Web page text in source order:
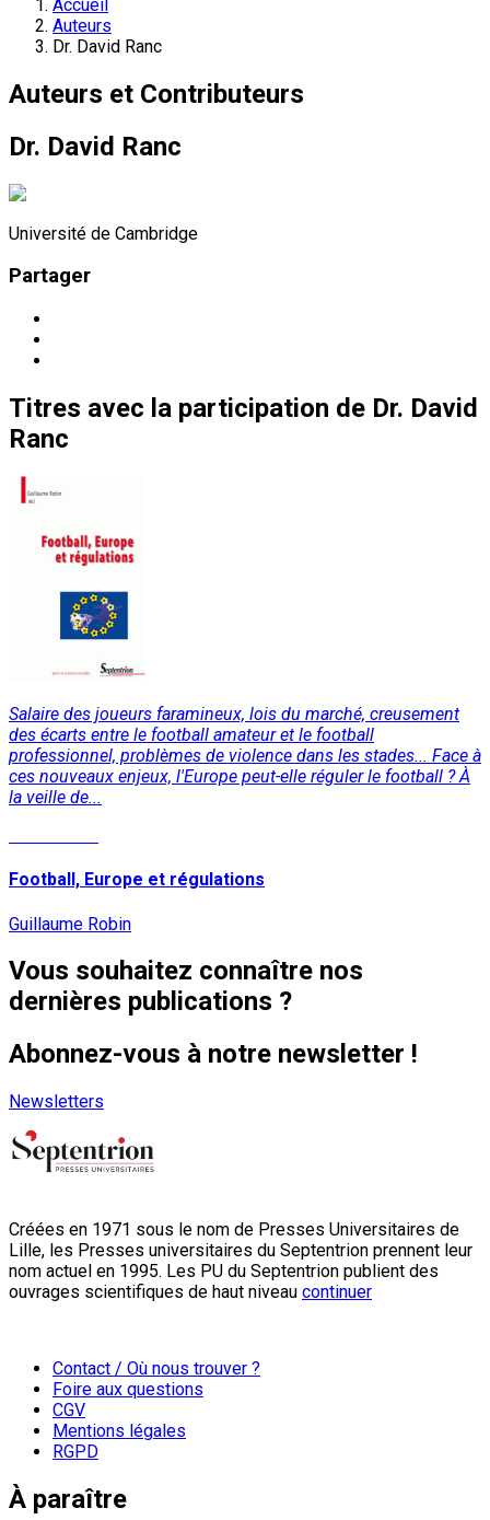
Accueil
Auteurs
Dr. David Ranc
Auteurs et Contributeurs
Dr. David Ranc
Université de Cambridge
Partager
Titres avec la participation de Dr. David
Ranc
Salaire des joueurs faramineux, lois du marché, creusement
des écarts entre le football amateur et le football
professionnel, problèmes de violence dans les stades... Face à
ces nouveaux enjeux, l'Europe peut-elle réguler le football ? À
la veille de...
Football, Europe et régulations
Guillaume Robin
Vous souhaitez connaître nos
dernières publications ?
Abonnez-vous à notre newsletter !
Newsletters
Créées en 1971 sous le nom de Presses Universitaires de
Lille, les Presses universitaires du Septentrion prennent leur
nom actuel en 1995. Les PU du Septentrion publient des
ouvrages scientifiques de haut niveau continuer
Contact / Où nous trouver ?
Foire aux questions
CGV
Mentions légales
RGPD
À paraître